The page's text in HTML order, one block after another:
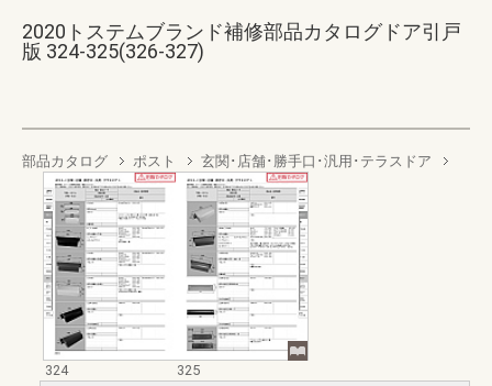
2020トステムブランド補修部品カタログドア引戸
版 324-325(326-327)
部品カタログ ポスト 玄関･店舗･勝手口･汎用･テラスドア
324
325